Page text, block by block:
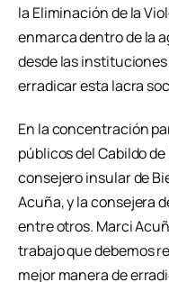
la Eliminación de la
enmarca dentro de la
desde las
erradicar esta lacra
En la concentración
públicos del Cabildo
consejero insular de
Acuña, y la consejera
entre otros. Marci
trabajo que debemos
mejor manera de